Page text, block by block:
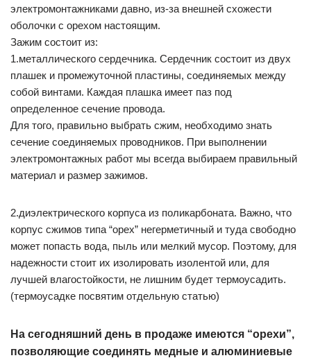
электромонтажниками давно, из-за внешней схожести
оболочки с орехом настоящим.
Зажим состоит из:
1.металлического сердечника. Сердечник состоит из двух
плашек и промежуточной пластины, соединяемых между
собой винтами. Каждая плашка имеет паз под
определенное сечение провода.
Для того, правильно выбрать сжим, необходимо знать
сечение соединяемых проводников. При выполнении
электромонтажных работ мы всегда выбираем правильный
материал и размер зажимов.
2.диэлектрического корпуса из поликарбоната. Важно, что
корпус сжимов типа “орех” негерметичный и туда свободно
может попасть вода, пыль или мелкий мусор. Поэтому, для
надежности стоит их изолировать изолентой или, для
лучшей влагостойкости, не лишним будет термоусадить.
(термоусадке посвятим отдельную статью)
На сегодняшний день в продаже имеются “орехи”,
позволяющие соединять медные и алюминиевые